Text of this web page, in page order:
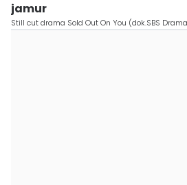
jamur
Still cut drama Sold Out On You (dok.SBS